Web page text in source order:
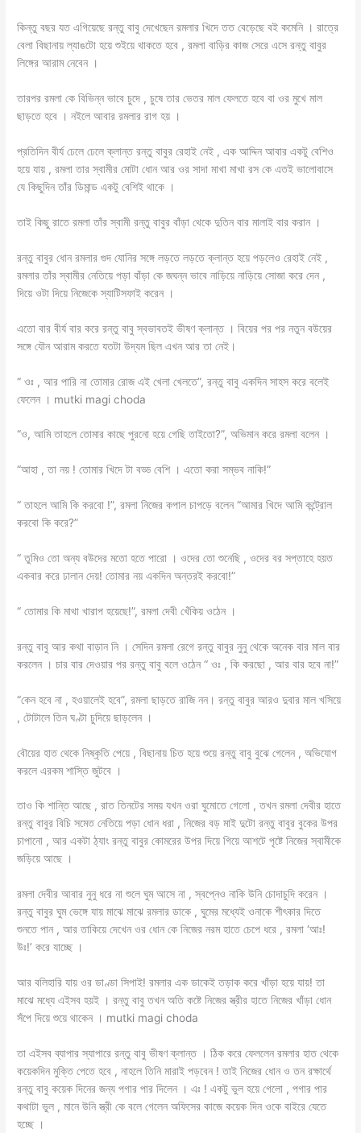
কিন্তু বছর যত এগিয়েছে রন্তু বাবু দেখেছেন রমলার খিদে তত বেড়েছে বই কমেনি । রাত্রে
বেলা বিছানায় ল্যাঙটো হয়ে শুইয়ে থাকতে হবে , রমলা বাড়ির কাজ সেরে এসে রন্তু বাবুর
লিঙ্গের আরাম নেবেন ।
তারপর রমলা কে বিভিন্ন ভাবে চুদে , চুষে তার ভেতর মাল ফেলতে হবে বা ওর মুখে মাল
ছাড়তে হবে । নইলে আবার রমলার রাগ হয় ।
প্রতিদিন বীর্য ঢেলে ঢেলে ক্লান্ত রন্তু বাবুর রেহাই নেই , এক আদ্দিন আবার একটু বেশিও
হয়ে যায় , রমলা তার স্বামীর মোটা ধোন আর ওর সাদা মাখা মাখা রস কে এতই ভালোবাসে
যে কিছুদিন তাঁর ডিমান্ড একটু বেশিই থাকে ।
তাই কিছু রাতে রমলা তাঁর স্বামী রন্তু বাবুর বাঁড়া থেকে দুতিন বার মালাই বার করান ।
রন্তু বাবুর ধোন রমলার গুদ যোনির সঙ্গে লড়তে লড়তে ক্লান্ত হয়ে পড়লেও রেহাই নেই ,
রমলার তাঁর স্বামীর নেতিয়ে পড়া বাঁড়া কে জঘন্ন ভাবে নাড়িয়ে নাড়িয়ে সোজা করে দেন ,
দিয়ে ওটা দিয়ে নিজেকে স্যাটিসফাই করেন ।
এতো বার বীর্য বার করে রন্তু বাবু স্বভাবতই ভীষণ ক্লান্ত । বিয়ের পর পর নতুন বউয়ের
সঙ্গে যৌন আরাম করতে যতটা উদ্যম ছিল এখন আর তা নেই।
“ ওঃ , আর পারি না তোমার রোজ এই খেলা খেলতে”, রন্তু বাবু একদিন সাহস করে বলেই
ফেলেন । mutki magi choda
“ও, আমি তাহলে তোমার কাছে পুরনো হয়ে গেছি তাইতো?”, অভিমান করে রমলা বলেন ।
“আহা , তা নয় ! তোমার খিদে টা বড্ড বেশি । এতো করা সম্ভব নাকি!”
“ তাহলে আমি কি করবো !”, রমলা নিজের কপাল চাপড়ে বলেন “আমার খিদে আমি কন্ট্রোল
করবো কি করে?”
“ তুমিও তো অন্য বউদের মতো হতে পারো । ওদের তো শুনেছি , ওদের বর সপ্তাহে হয়ত
একবার করে ঢালান দেয়! তোমার নয় একদিন অন্তরই করবো!”
“ তোমার কি মাথা খারাপ হয়েছে!”, রমলা দেবী খেঁকিয় ওঠেন ।
রন্তু বাবু আর কথা বাড়ান নি । সেদিন রমলা রেগে রন্তু বাবুর নুনু থেকে অনেক বার মাল বার
করলেন । চার বার দেওয়ার পর রন্তু বাবু বলে ওঠেন “ ওঃ , কি করছো , আর বার হবে না!”
“কেন হবে না , হওয়ালেই হবে”, রমলা ছাড়তে রাজি নন। রন্তু বাবুর আরও দুবার মাল খসিয়ে
, টোটালে তিন ঘণ্টা চুদিয়ে ছাড়লেন ।
বৌয়ের হাত থেকে নিষ্কৃতি পেয়ে , বিছানায় চিত হয়ে শুয়ে রন্তু বাবু বুঝে গেলেন , অভিযোগ
করলে এরকম শাস্তি জুটবে ।
তাও কি শান্তি আছে , রাত তিনটের সময় যখন ওরা ঘুমোতে গেলো , তখন রমলা দেবীর হাতে
রন্তু বাবুর বিচি সমেত নেতিয়ে পড়া ধোন ধরা , নিজের বড় মাই দুটো রন্তু বাবুর বুকের উপর
চাপানো , আর একটা ঠ্যাং রন্তু বাবুর কোমরের উপর দিয়ে গিয়ে আশটে পৃষ্টে নিজের স্বামীকে
জড়িয়ে আছে ।
রমলা দেবীর আবার নুনু ধরে না শুলে ঘুম আসে না , স্বপ্নেও নাকি উনি চোদাচুদি করেন ।
রন্তু বাবুর ঘুম ভেঙ্গে যায় মাঝে মাঝে রমলার ডাকে , ঘুমের মধ্যেই ওনাকে শীৎকার দিতে
শুনতে পান , আর তাকিয়ে দেখেন ওর ধোন কে নিজের নরম হাতে চেপে ধরে , রমলা ‘আঃ!
উঃ!’ করে যাচ্ছে ।
আর বলিহারি যায় ওর ডাণ্ডা সিপাই! রমলার এক ডাকেই তড়াক করে খাঁড়া হয়ে যায়! তা
মাঝে মধ্যে এইসব হয়ই । রন্তু বাবু তখন অতি কষ্টে নিজের স্ত্রীর হাতে নিজের খাঁড়া ধোন
সঁপে দিয়ে শুয়ে থাকেন । mutki magi choda
তা এইসব ব্যাপার স্যাপারে রন্তু বাবু ভীষণ ক্লান্ত । ঠিক করে ফেললেন রমলার হাত থেকে
কয়েকদিন মুক্তি পেতে হবে , নাহলে তিনি মারাই পড়বেন ! তাই নিজের ধোন ও তন রক্ষার্থে
রন্তু বাবু কয়েক দিনের জন্য পগার পার দিলেন । এঃ ! একটু ভুল হয়ে গেলো , পগার পার
কথাটা ভুল , মানে উনি স্ত্রী কে বলে গেলেন অফিসের কাজে কয়েক দিন ওকে বাইরে যেতে
হচ্ছে ।